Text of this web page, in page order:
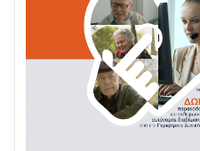
Ενισχύεται η Πολιτική
με δύο νέα υδροφόρα
02/08 • 18:26
Διαβάστε την
31/07 • 08:16